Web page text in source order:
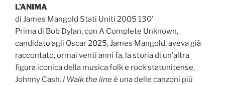
L’ANIMA
di James Mangold Stati Uniti 2005 130’
Prima di Bob Dylan, con A Complete Unknown,
candidato agli Oscar 2025, James Mangold, aveva già
raccontato, ormai venti anni fa, la storia di un’altra
figura iconica della musica folk e rock statunitense,
Johnny Cash. I Walk the lineè una delle canzoni più